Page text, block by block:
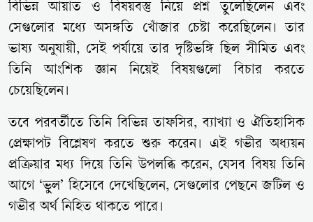
বিভিন্ন আয়াত ও বিষয়বস্তু নিয়ে প্রশ্ন তুলেছিলেন এবং
সেগুলোর মধ্যে অসঙ্গতি খোঁজার চেষ্টা করেছিলেন। তার
ভাষ্য অনুযায়ী, সেই পর্যায়ে তার দৃষ্টিভঙ্গি ছিল সীমিত এবং
তিনি আংশিক জ্ঞান নিয়েই বিষয়গুলো বিচার করতে
চেয়েছিলেন।
তবে পরবর্তীতে তিনি বিভিন্ন তাফসির, ব্যাখ্যা ও ঐতিহাসিক
প্রেক্ষাপট বিশ্লেষণ করতে শুরু করেন। এই গভীর অধ্যয়ন
প্রক্রিয়ার মধ্য দিয়ে তিনি উপলব্ধি করেন, যেসব বিষয় তিনি
আগে ‘ভুল’ হিসেবে দেখেছিলেন, সেগুলোর পেছনে জটিল ও
গভীর অর্থ নিহিত থাকতে পারে।